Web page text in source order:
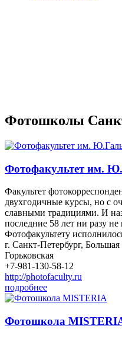
Фотошколы
Фотофакультет им.
Факультет
двухгодичные курсы, но с
славными традициями. И
последние 58 лет ни разу
Фотофакультету
г. Санкт-Петербург,
Горьковская
+7-981-130-58-12
http://photofaculty.ru
подробнее
Фотошкола